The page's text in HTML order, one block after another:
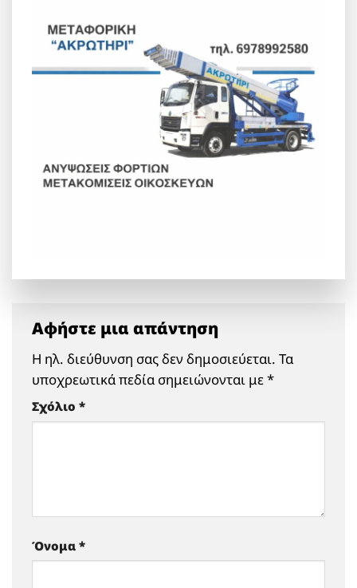
Αφήστε μια απάντηση
Η ηλ. διεύθυνση σας δεν δημοσιεύεται. Τα
υποχρεωτικά πεδία σημειώνονται με*
Σχόλιο *
Όνομα *